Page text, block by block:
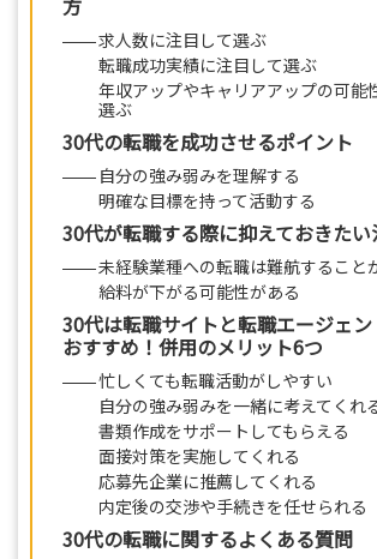
方
求人数に注目して選ぶ
転職成功実績に注目して選ぶ
年収アップやキャリアアップの可能
選ぶ
30代の転職を成功させるポイント
自分の強み弱みを理解する
明確な目標を持って活動する
30代が転職する際に抑えておきた
未経験業種への転職は難航すること
給料が下がる可能性がある
30代は転職サイトと転職エージェ
おすすめ！併用のメリット6つ
忙しくても転職活動がしやすい
自分の強み弱みを一緒に考えてくれ
書類作成をサポートしてもらえる
面接対策を実施してくれる
応募先企業に推薦してくれる
内定後の交渉や手続きを任せられる
30代の転職に関するよくある質問